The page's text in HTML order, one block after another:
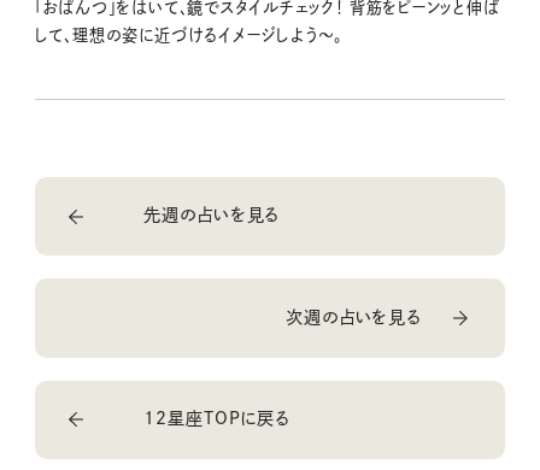
「おぱんつ」をはいて、鏡でスタイルチェック！ 背筋をピーンッと伸ば
して、理想の姿に近づけるイメージしよう〜。
先週の占いを見る
次週の占いを見る
12星座TOPに戻る